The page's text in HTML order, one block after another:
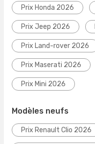
Prix Honda 2026
Prix Jeep 2026
Prix Land-rover 2026
Prix Maserati 2026
Prix Mini 2026
Modèles neufs
Prix Renault Clio 2026